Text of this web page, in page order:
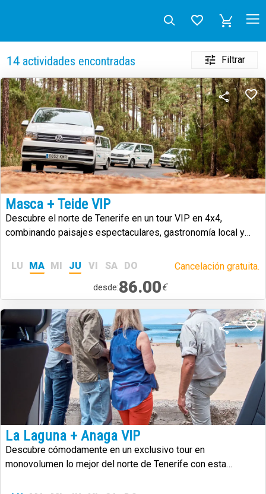
14actividades encontradas Filtrar
Masca + Teide VIP
Descubre el norte de Tenerife en un tour VIP en 4x4,
combinando paisajes espectaculares, gastronomía local y
LU
MA MI JU VI SA DO Cancelación gratuita.
desde:86.00€
La Laguna + Anaga VIP
Descubre cómodamente en un exclusivo tour en
monovolumen lo mejor del norte de Tenerife con esta